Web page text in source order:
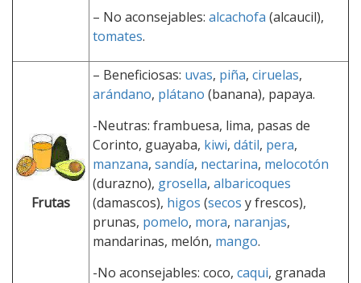
– No aconsejables: alcachofa (alcaucil),
tomates.
Frutas
– Beneficiosas: uvas, piña, ciruelas,
arándano, plátano (banana), papaya.
-Neutras: frambuesa, lima, pasas de
Corinto, guayaba, kiwi, dátil, pera,
manzana, sandía, nectarina, melocotón
(durazno), grosella, albaricoques
(damascos), higos (secos y frescos),
prunas, pomelo, mora, naranjas,
mandarinas, melón, mango.
-No aconsejables: coco, caqui, granada